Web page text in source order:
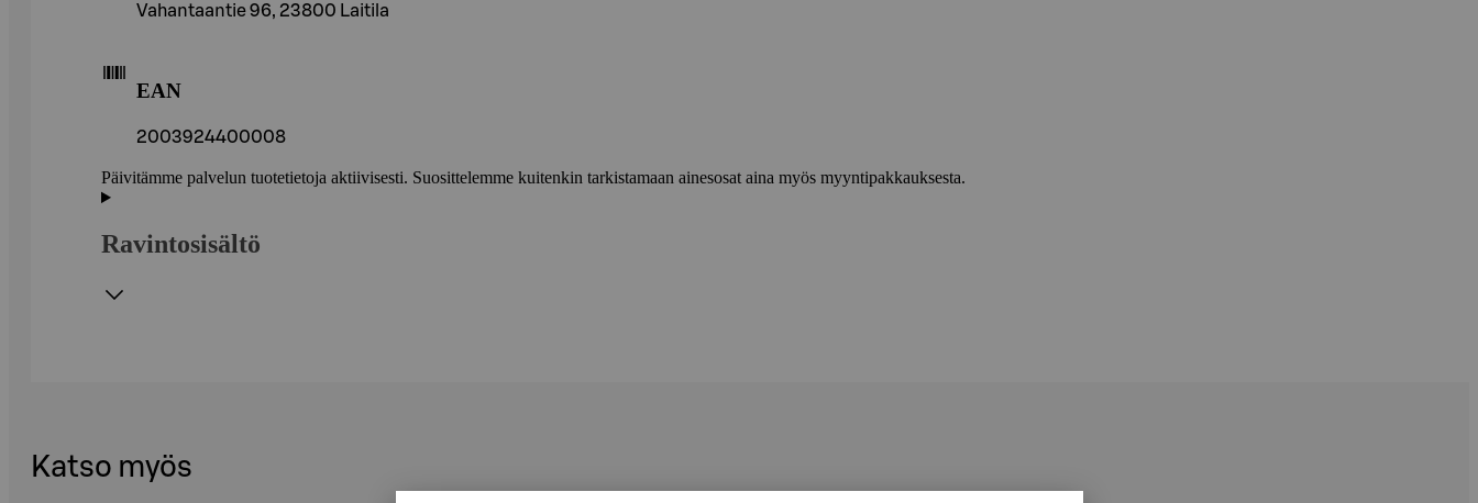
Vahantaantie 96, 23800 Laitila
EAN
2003924400008
Päivitämme palvelun tuotetietoja aktiivisesti. Suosittelemme kuitenkin tarkistamaan ainesosat aina myös myyntipakkauksesta.
Ravintosisältö
Katso myös